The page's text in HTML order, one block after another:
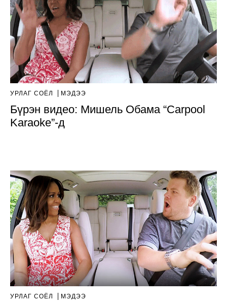
УРЛАГ СОЁЛ МЭДЭЭ
Бүрэн видео: Мишель Обама “Carpool
Karaoke”-д
УРЛАГ СОЁЛ МЭДЭЭ